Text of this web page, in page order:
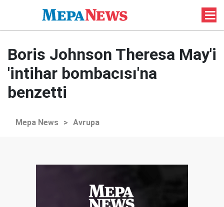
Boris Johnson Theresa May'i
'intihar bombacısı'na
benzetti
Mepa News > Avrupa